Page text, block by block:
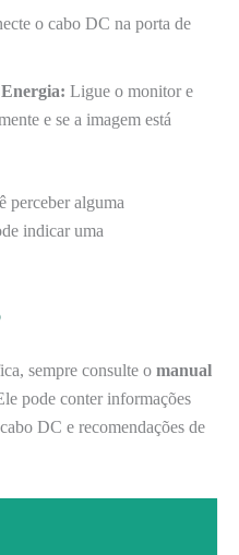
o cabo DC na porta de
Ligue o monitor e
e se a imagem está
perceber alguma
indicar uma
sempre consulte o manual
pode conter informações
DC e recomendações de